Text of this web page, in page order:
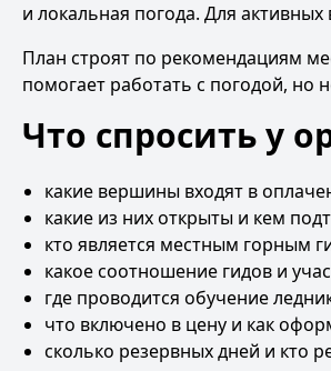
и локальная погода. Для
План строят по рекомендациям
помогает работать с погодой, но
Что спросить у
какие вершины входят в
какие из них открыты и кем
кто является местным горным
какое соотношение гидов и
где проводится обучение
что включено в цену и как
сколько резервных дней и кто